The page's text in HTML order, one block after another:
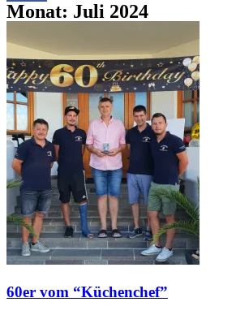
Monat: Juli 2024
60er vom “Küchenchef”